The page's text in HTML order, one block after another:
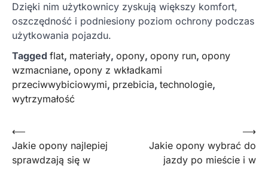
Dzięki nim użytkownicy zyskują większy komfort,
oszczędność i podniesiony poziom ochrony podczas
użytkowania pojazdu.
Tagged flat, materiały, opony, opony run, opony
wzmacniane, opony z wkładkami
przeciwwybiciowymi, przebicia, technologie,
wytrzymałość
Nawigacja
wpisu
⟵
Jakie opony najlepiej
sprawdzają się w
Jakie opony wybrać do
jazdy po mieście i w
⟶